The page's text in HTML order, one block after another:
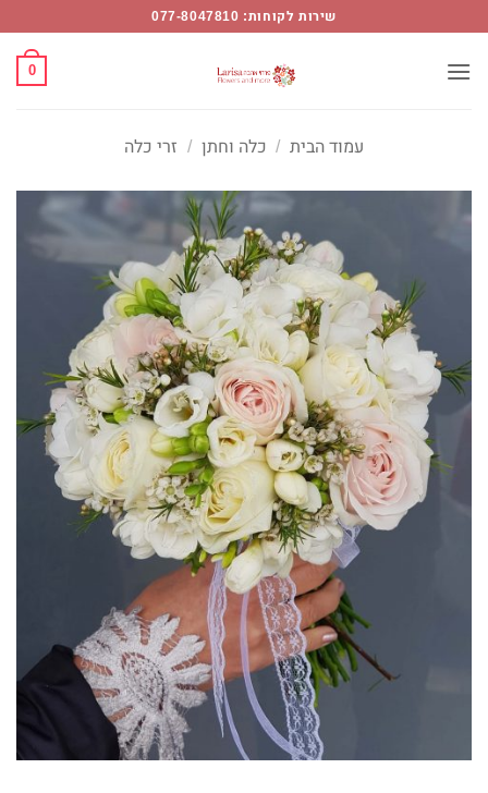
content
שירות לקוחות: 077-8047810
0
עמוד הבית / כלה וחתן / זרי כלה